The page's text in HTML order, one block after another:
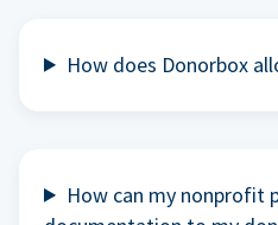
How does Donorbox
How can my nonprofit